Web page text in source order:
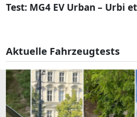
Test: MG4 EV Urban – Urbi
Aktuelle Fahrzeugtests